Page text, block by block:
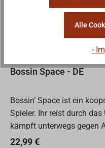
Bossin Space - DE
Bossin‘ Space ist ein
Spieler. Ihr reist durch
kämpft unterwegs gegen
unter schwerem Beschuss
Regulärer Preis:
22,99 €
Alle
-